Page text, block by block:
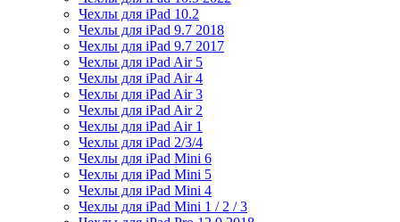
Чехлы для iPad 10.2
Чехлы для iPad 9.7 2018
Чехлы для iPad 9.7 2017
Чехлы для iPad Air 5
Чехлы для iPad Air 4
Чехлы для iPad Air 3
Чехлы для iPad Air 2
Чехлы для iPad Air 1
Чехлы для iPad 2/3/4
Чехлы для iPad Mini 6
Чехлы для iPad Mini 5
Чехлы для iPad Mini 4
Чехлы для iPad Mini 1 / 2 / 3